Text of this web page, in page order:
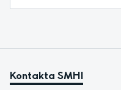
Kontakta SMHI